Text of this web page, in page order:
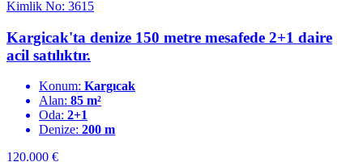
Kimlik No: 3615
Kargicak'ta denize 150 metre mesafede 2+1 daire
acil satılıktır.
Konum: Kargıcak
Alan: 85 m²
Oda: 2+1
Denize: 200 m
120.000 €